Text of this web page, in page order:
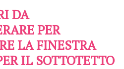
DA
PER
LA FINESTRA
IL SOTTOTETTO